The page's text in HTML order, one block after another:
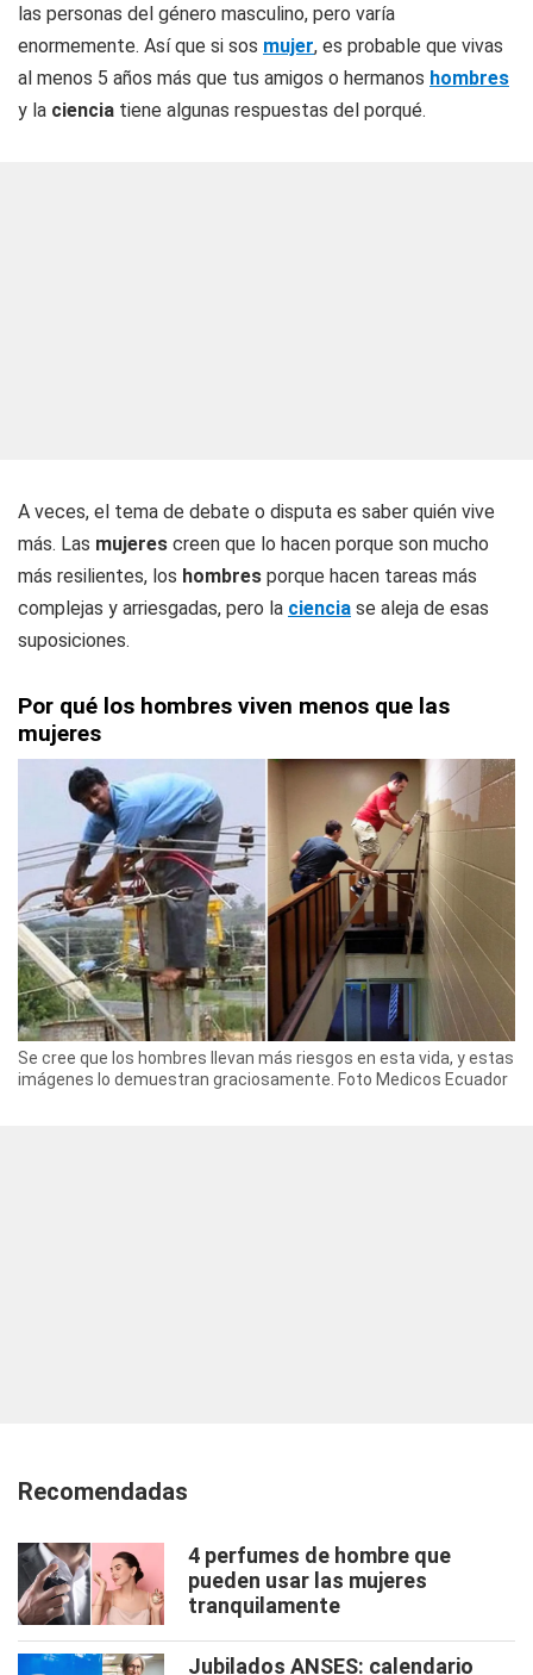
las personas del género masculino, pero varía
enormemente. Así que si sos mujer, es probable que vivas
al menos 5 años más que tus amigos o hermanos hombres
y la ciencia tiene algunas respuestas del porqué.
A veces, el tema de debate o disputa es saber quién vive
más. Las mujeres creen que lo hacen porque son mucho
más resilientes, los hombres porque hacen tareas más
complejas y arriesgadas, pero la ciencia se aleja de esas
suposiciones.
Por qué los hombres viven menos que las
mujeres
Se cree que los hombres llevan más riesgos en esta vida, y estas
imágenes lo demuestran graciosamente. Foto Medicos Ecuador
Recomendadas
4 perfumes de hombre que
pueden usar las mujeres
tranquilamente
Jubilados ANSES: calendario